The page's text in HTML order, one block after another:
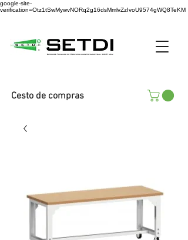
google-site-
verification=Otz1tSwMywvNORq2g16dsMmlvZzIvoU9574gWQ8TeKM
Cesto de compras